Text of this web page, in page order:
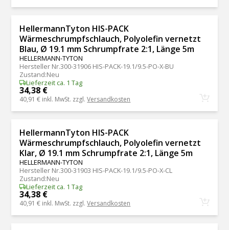
HellermannTyton HIS-PACK
Wärmeschrumpfschlauch, Polyolefin vernetzt
Blau, Ø 19.1 mm Schrumpfrate 2:1, Länge 5m
HELLERMANN-TYTON
Hersteller Nr.300-31906 HIS-PACK-19.1/9.5-PO-X-BU
Zustand:Neu
Lieferzeit ca. 1 Tag
34,38 €
40,91 € inkl. MwSt. zzgl.Versandkosten
HellermannTyton HIS-PACK
Wärmeschrumpfschlauch, Polyolefin vernetzt
Klar, Ø 19.1 mm Schrumpfrate 2:1, Länge 5m
HELLERMANN-TYTON
Hersteller Nr.300-31903 HIS-PACK-19.1/9.5-PO-X-CL
Zustand:Neu
Lieferzeit ca. 1 Tag
34,38 €
40,91 € inkl. MwSt. zzgl.Versandkosten